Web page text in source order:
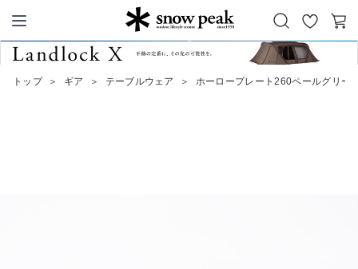
Snow Peak
お
気
カ
ト
トップ ＞ ギア ＞ テーブルウェア ＞ ホーロープレート260ペールグリー